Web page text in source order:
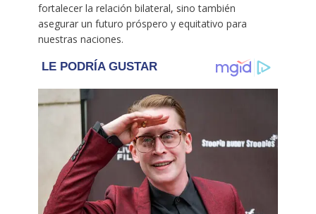
fortalecer la relación bilateral, sino también
asegurar un futuro próspero y equitativo para
nuestras naciones.